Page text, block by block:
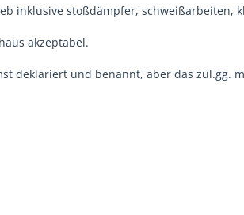
inklusive stoßdämpfer, schweißarbeiten,
akzeptabel.
deklariert und benannt, aber das zul.gg.